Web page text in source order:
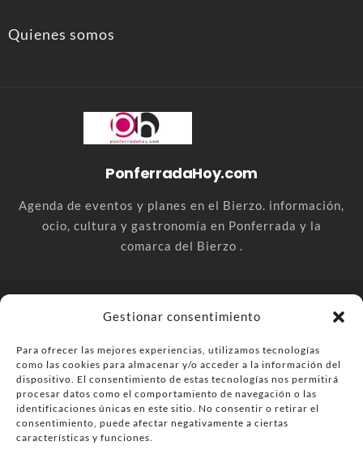
Gestionar consentimiento
Para ofrecer las mejores experiencias, utilizamos tecnologías
como las cookies para almacenar y/o acceder a la información del
dispositivo. El consentimiento de estas tecnologías nos permitirá
procesar datos como el comportamiento de navegación o las
identificaciones únicas en este sitio. No consentir o retirar el
consentimiento, puede afectar negativamente a ciertas
características y funciones.
Quienes somos
PonferradaHoy.com
Agenda de eventos y planes en el Bierzo. información,
ocio, cultura y gastronomía en Ponferrada y la
comarca del Bierzo .
comarca del Bierzo
Anúnciate
Más información sobre las cookies
Envía tu negocio
Contacta Política de privacidad